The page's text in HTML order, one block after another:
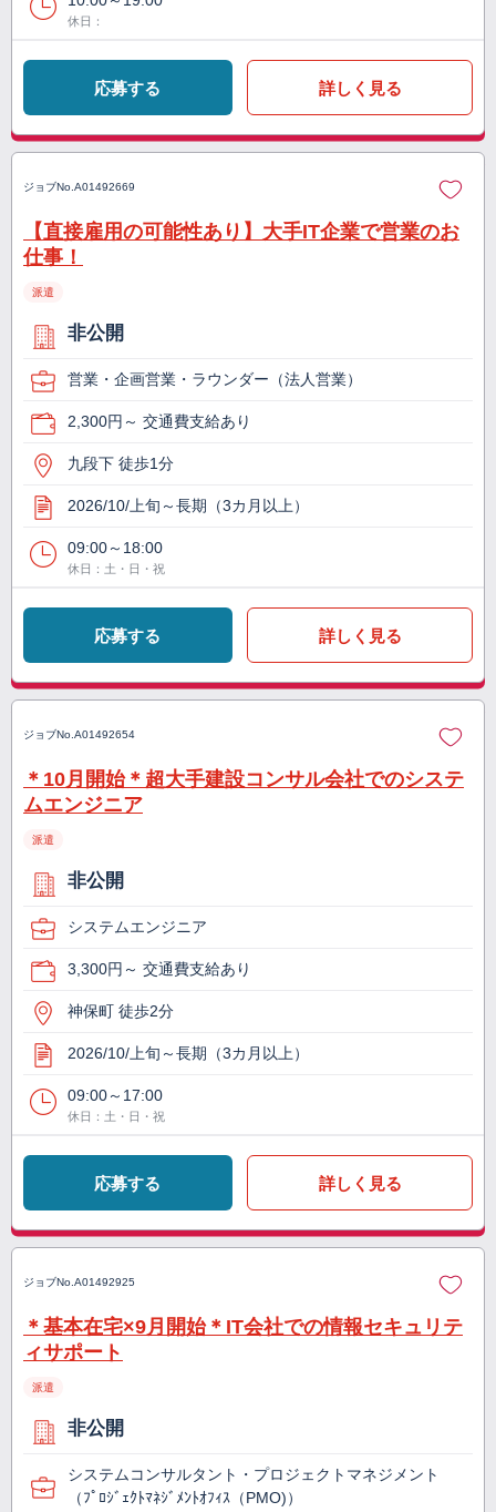
休日：
応募する 詳しく見る
ジョブNo. A01492669
【直接雇用の可能性あり】大手IT企業で営業のお
仕事！
派遣
非公開
営業・企画営業・ラウンダー（法人営業）
2,300円～ 交通費支給あり
九段下 徒歩1分
2026/10/上旬～長期（3カ月以上）
09:00～18:00
休日：土・日・祝
応募する 詳しく見る
ジョブNo. A01492654
＊10月開始＊超大手建設コンサル会社でのシステ
ムエンジニア
派遣
非公開
システムエンジニア
3,300円～ 交通費支給あり
神保町 徒歩2分
2026/10/上旬～長期（3カ月以上）
09:00～17:00
休日：土・日・祝
応募する 詳しく見る
ジョブNo. A01492925
＊基本在宅×9月開始＊IT会社での情報セキュリテ
ィサポート
派遣
非公開
システムコンサルタント・プロジェクトマネジメント
（ﾌﾟﾛｼﾞｪｸﾄﾏﾈｼﾞﾒﾝﾄｵﾌｨｽ（PMO)）